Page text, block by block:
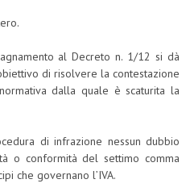
al Decreto n. 1/12 si dà
di risolvere la contestazione
dalla quale è scaturita la
di infrazione nessun dubbio
o conformità del settimo comma
che governano l’IVA.